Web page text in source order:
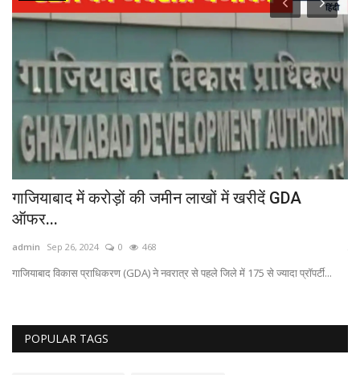
गाजियाबाद में करोड़ों की जमीन लाखों में खरीदें GDA
ऑफर...
admin Sep 26, 2024 0 468
गाजियाबाद विकास प्राधिकरण (GDA) ने नवरात्र से पहले जिले में 175 से ज्यादा प्रॉपर्टी...
POPULAR TAGS